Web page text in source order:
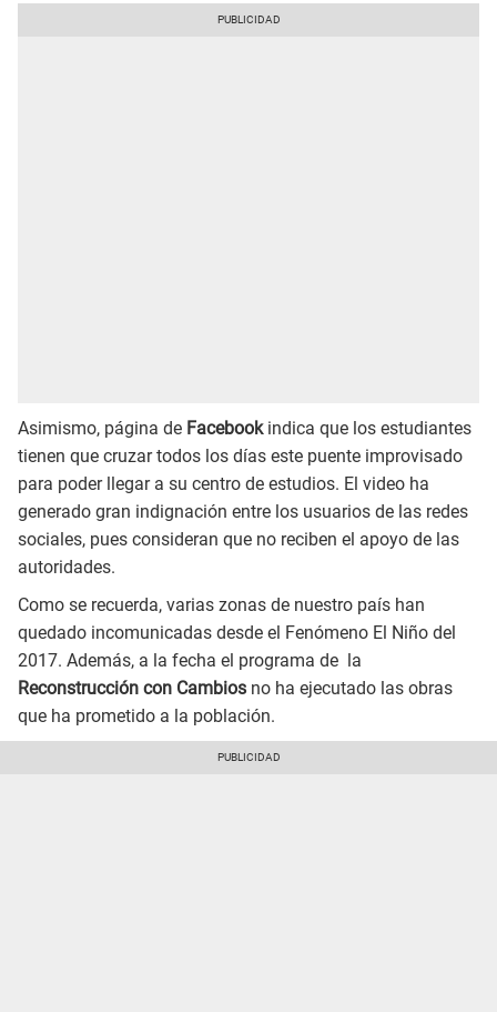
Asimismo, página de Facebook indica que los estudiantes
tienen que cruzar todos los días este puente improvisado
para poder llegar a su centro de estudios. El video ha
generado gran indignación entre los usuarios de las redes
sociales, pues consideran que no reciben el apoyo de las
autoridades.
Como se recuerda, varias zonas de nuestro país han
quedado incomunicadas desde el Fenómeno El Niño del
2017. Además, a la fecha el programa de la
Reconstrucción con Cambios no ha ejecutado las obras
que ha prometido a la población.